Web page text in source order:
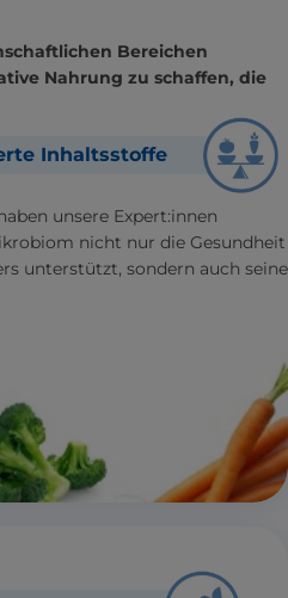
Bereichen
Nahrung zu schaffen, die
Inhaltsstoffe
unsere Expert:innen
nicht nur die Gesundheit
unterstützt, sondern auch seine